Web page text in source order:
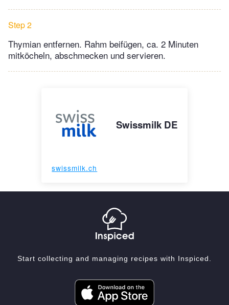
Step 2
Thymian entfernen. Rahm beifügen, ca. 2 Minuten
mitköcheln, abschmecken und servieren.
Swissmilk DE
swissmilk.ch
Start collecting and managing recipes with Inspiced.